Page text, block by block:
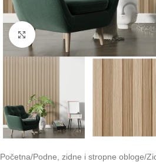
Klikni za uvećavanje
Početna/Podne, zidne i stropne obloge/